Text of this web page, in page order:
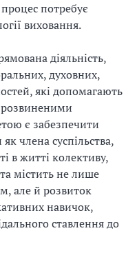
потребує
виховання.
діяльність,
духовних,
які допомагають
розвиненими
є забезпечити
члена суспільства,
в житті колективу,
міститьне лише
але й розвиток
навичок,
ставлення до